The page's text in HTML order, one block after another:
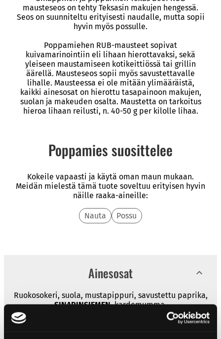
mausteseos on tehty Teksasin makujen hengessä.
Seos on suunniteltu erityisesti naudalle, mutta sopii
hyvin myös possulle.
Poppamiehen RUB-mausteet sopivat
kuivamarinointiin eli lihaan hierottavaksi, sekä
yleiseen maustamiseen kotikeittiössä tai grillin
äärellä. Mausteseos sopii myös savustettavalle
lihalle. Mausteessa ei ole mitään ylimääräistä,
kaikki ainesosat on hierottu tasapainoon makujen,
suolan ja makeuden osalta. Maustetta on tarkoitus
hieroa lihaan reilusti, n. 40-50 g per kilolle lihaa.
Poppamies suosittelee
Kokeile vapaasti ja käytä oman maun mukaan.
Meidän mielestä tämä tuote soveltuu erityisen hyvin
näille raaka-aineille:
Nauta Possu
Ainesosat
Ruokosokeri, suola, mustapippuri, savustettu paprika,
SINAPINSIEMEN, kardemumma.